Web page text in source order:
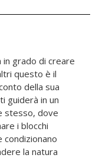
in grado di creare
questo è il
della sua
guiderà in un
stesso, dove
i blocchi
condizionano
la natura